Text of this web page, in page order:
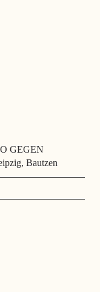
GEGEN
Bautzen